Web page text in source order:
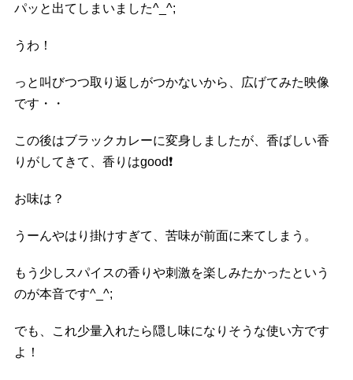
パッと出てしまいました^_^;
うわ！
っと叫びつつ取り返しがつかないから、広げてみた映像
です・・
この後はブラックカレーに変身しましたが、香ばしい香
りがしてきて、香りはgood❗️
お味は？
うーんやはり掛けすぎて、苦味が前面に来てしまう。
もう少しスパイスの香りや刺激を楽しみたかったという
のが本音です^_^;
でも、これ少量入れたら隠し味になりそうな使い方です
よ！